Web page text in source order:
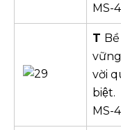
MS-
T
vời
biệt.
MS-